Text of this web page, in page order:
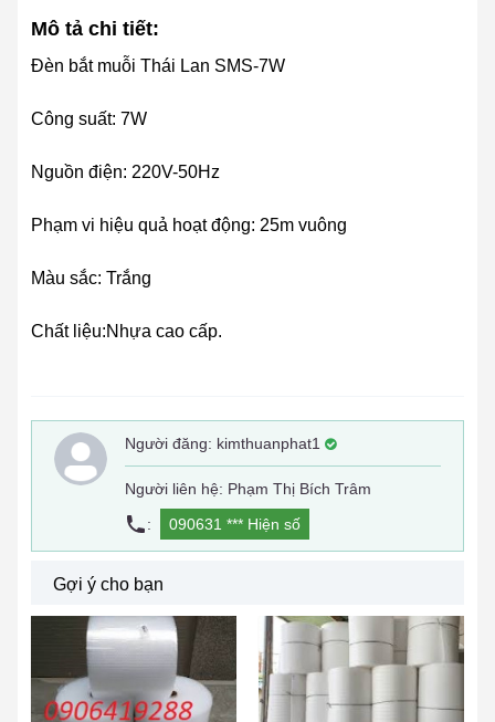
Mô tả chi tiết:
Đèn bắt muỗi Thái Lan SMS-7W
Công suất: 7W
Nguồn điện: 220V-50Hz
Phạm vi hiệu quả hoạt động: 25m vuông
Màu sắc: Trắng
Chất liệu:Nhựa cao cấp.
Người đăng: kimthuanphat1
Người liên hệ: Phạm Thị Bích Trâm
:
090631 *** Hiện số
Gợi ý cho bạn